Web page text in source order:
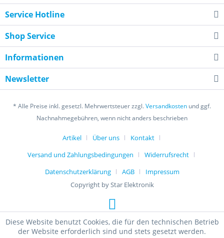
Service Hotline
Shop Service
Informationen
Newsletter
* Alle Preise inkl. gesetzl. Mehrwertsteuer zzgl.Versandkosten und ggf.
Nachnahmegebühren, wenn nicht anders beschrieben
Artikel Über uns
Kontakt
Versand und Zahlungsbedingungen
Widerrufsrecht
Datenschutzerklärung
AGB
Impressum
Copyright by Star Elektronik
Diese Website benutzt Cookies, die für den technischen Betrieb
der Website erforderlich sind und stets gesetzt werden.